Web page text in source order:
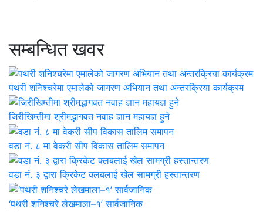
सम्बन्धित खवर
पथरी शनिश्चरेमा एमालेको जागरण अभियान तथा अन्तरक्रिया कार्यक्रम
जिरीखिम्तीमा श्रीमद्भागवत नवाह ज्ञान महायज्ञ हुने
वडा नं. ८ मा वेकरी सीप विकास तालिम समापन
वडा नं. ३ द्वारा क्रिकेट क्लबलाई खेल सामग्री हस्तान्तरण
‘पथरी शनिश्चरे लेखमाला–१’ सार्वजानिक